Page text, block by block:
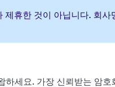
휴한 것이 아닙니다. 회
세요. 가장 신뢰받는 암호